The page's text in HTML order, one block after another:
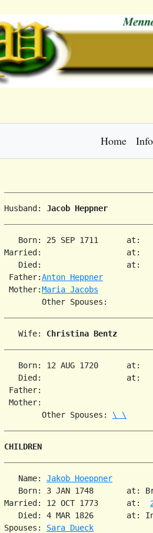
Home
Husband: Jacob Heppner
   Born: 25 SEP 1711      at:
Married:                  at:
   Died:                  at:
Father:Anton Heppner
Mother:Maria Jacobs
   Wife:
Christina Bentz
   Born: 12 AUG 1720      at:
   Died:                  at:
Father:
Mother:
        Other Spouses:
\ \
CHILDREN
   Name:
Jakob Hoeppner
Born: 3 JAN 1748       at:
Married: 12 OCT 1773      at:
Died: 4 MAR 1826       at:
Spouses: Sara Dueck